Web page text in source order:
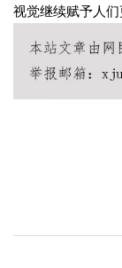
视觉继续赋予人们